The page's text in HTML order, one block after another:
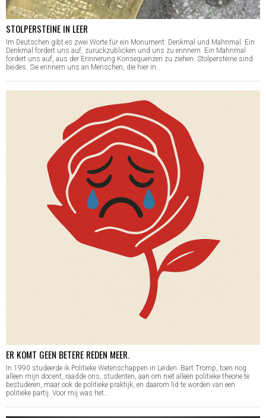
STOLPERSTEINE IN LEER
Im Deutschen gibt es zwei Worte für ein Monument: Denkmal und Mahnmal. Ein
Denkmal fordert uns auf, zurückzublicken und uns zu erinnern. Ein Mahnmal
fordert uns auf, aus der Erinnerung Konsequenzen zu ziehen. Stolpersteine sind
beides. Sie erinnern uns an Menschen, die hier in…
ER KOMT GEEN BETERE REDEN MEER.
In 1990 studeerde ik Politieke Wetenschappen in Leiden. Bart Tromp, toen nog
alleen mijn docent, raadde ons, studenten, aan om niet alleen politieke theorie te
bestuderen, maar ook de politieke praktijk, en daarom lid te worden van een
politieke partij. Voor mij was het…